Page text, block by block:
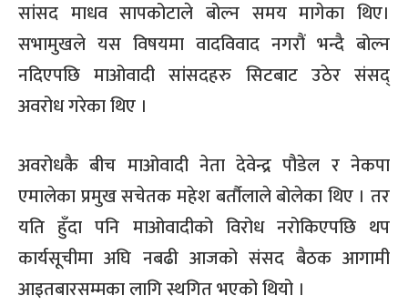
सांसद माधव सापकोटाले बोल्न समय मागेका थिए।
सभामुखले यस विषयमा वादविवाद नगरौं भन्दै बोल्न
नदिएपछि माओवादी सांसदहरु सिटबाट उठेर संसद्
अवरोध गरेका थिए ।
अवरोधकै बीच माओवादी नेता देवेन्द्र पौडेल र नेकपा
एमालेका प्रमुख सचेतक महेश बर्तौलाले बोलेका थिए । तर
यति हुँदा पनि माओवादीको विरोध नरोकिएपछि थप
कार्यसूचीमा अघि नबढी आजको संसद बैठक आगामी
आइतबारसम्मका लागि स्थगित भएको थियो ।